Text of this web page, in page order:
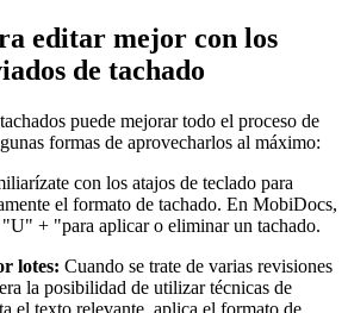
editar mejor con los
de tachado
puede mejorar todo el proceso de
formas de aprovecharlos al máximo:
con los atajos de teclado para
el formato de tachado. En MobiDocs,
+ "para aplicar o eliminar un tachado.
lotes: Cuando se trate de varias revisiones
la posibilidad de utilizar técnicas de